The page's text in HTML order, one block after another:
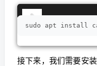
sudo apt install
接下来，我们需要安